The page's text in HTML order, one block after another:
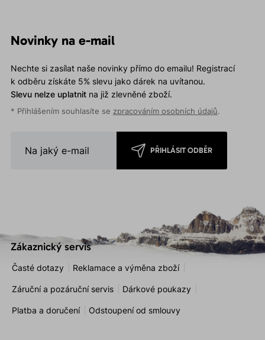
Novinky na e-mail
Nechte si zasílat naše novinky přímo do emailu! Registrací
k odběru získáte 5% slevu jako dárek na uvítanou.
Slevu nelze uplatnitna již zlevněné zboží.
* Přihlášením souhlasíte se zpracováním osobních údajů.
PŘIHLÁSIT ODBĚR
Zákaznický servis
Časté dotazy Reklamace a výměna zboží
Záruční a pozáruční servis Dárkové poukazy
Platba a doručení Odstoupení od smlouvy